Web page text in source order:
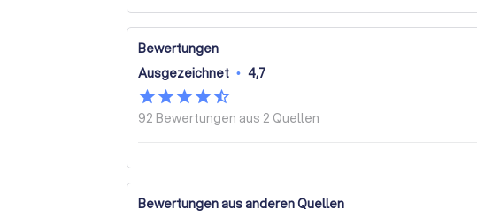
Bewertungen
Ausgezeichnet • 4,7
92 Bewertungen aus 2 Quellen
Bewertungen aus anderen Quellen